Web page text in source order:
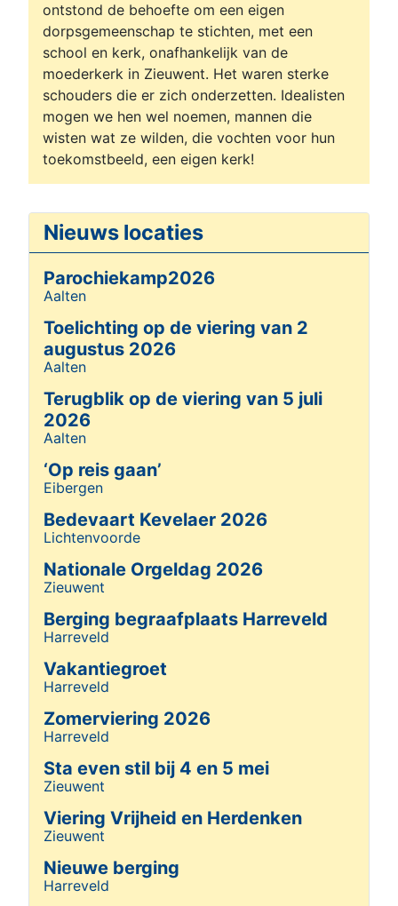
ontstond de behoefte om een eigen
dorpsgemeenschap te stichten, met een
school en kerk, onafhankelijk van de
moederkerk in Zieuwent. Het waren sterke
schouders die er zich onderzetten. Idealisten
mogen we hen wel noemen, mannen die
wisten wat ze wilden, die vochten voor hun
toekomstbeeld, een eigen kerk!
Gepubliceerd: 30 maart 2015
Nieuws locaties
Parochiekamp2026
Details
Aalten
Toelichting op de viering van 2
augustus 2026
Details
Aalten
Terugblik op de viering van 5 juli
2026
Details
Aalten
‘Op reis gaan’
Details
Eibergen
Bedevaart Kevelaer 2026
Details
Lichtenvoorde
Nationale Orgeldag 2026
Details
Zieuwent
Berging begraafplaats Harreveld
Details
Harreveld
Vakantiegroet
Details
Harreveld
Zomerviering 2026
Details
Harreveld
Sta even stil bij 4 en 5 mei
Details
Zieuwent
Viering Vrijheid en Herdenken
Details
Zieuwent
Nieuwe berging
Details
Harreveld